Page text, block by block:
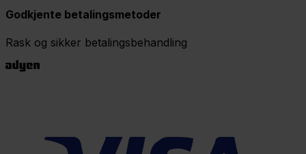
Godkjente betalingsmetoder
Rask og sikker betalingsbehandling